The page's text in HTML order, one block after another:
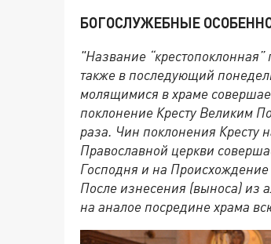
БОГОСЛУЖЕБНЫЕ
"Название
также в последующий
молящимися в храме
поклонение Кресту Великим
раза. Чин поклонения Кресту
Православной церкви
Господня и на
После изнесения (выноса) из
на аналое посредине храма